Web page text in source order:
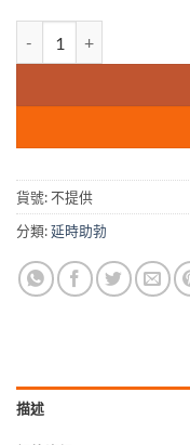
貨號:不提供
分類:延時助勃
描述